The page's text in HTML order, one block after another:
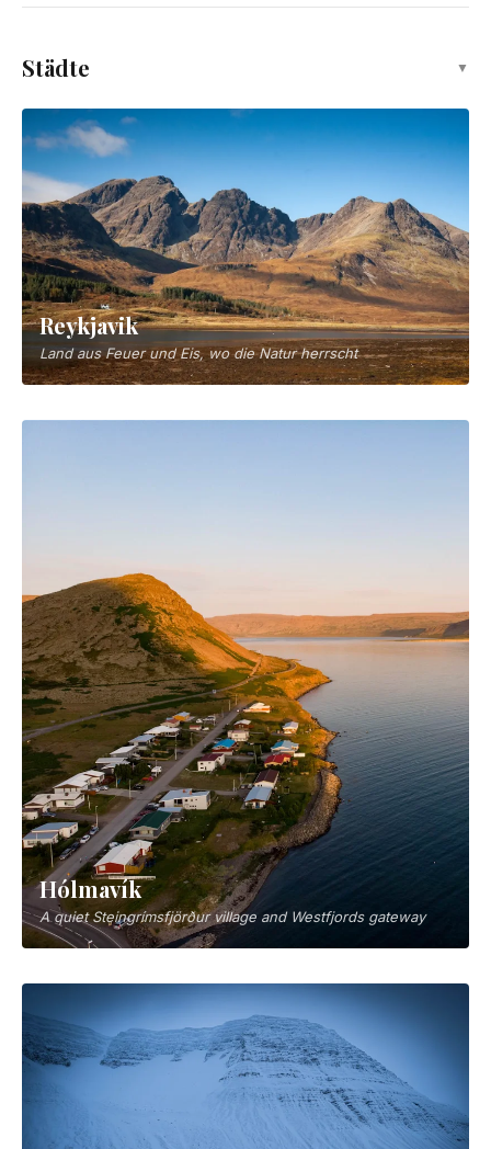
10-tägige Van-Reise durch Island im Juni
10 Tage
Städte ▼
Reykjavik
Land aus Feuer und Eis, wo die Natur herrscht